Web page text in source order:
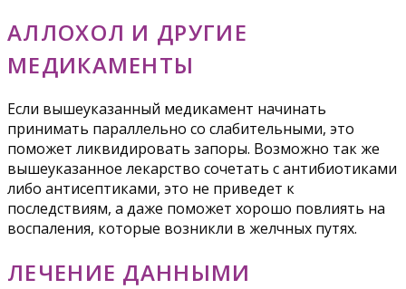
АЛЛОХОЛ И ДРУГИЕ
МЕДИКАМЕНТЫ
Если вышеуказанный медикамент начинать
принимать параллельно со слабительными, это
поможет ликвидировать запоры. Возможно так же
вышеуказанное лекарство сочетать с антибиотиками
либо антисептиками, это не приведет к
последствиям, а даже поможет хорошо повлиять на
воспаления, которые возникли в желчных путях.
ЛЕЧЕНИЕ ДАННЫМИ